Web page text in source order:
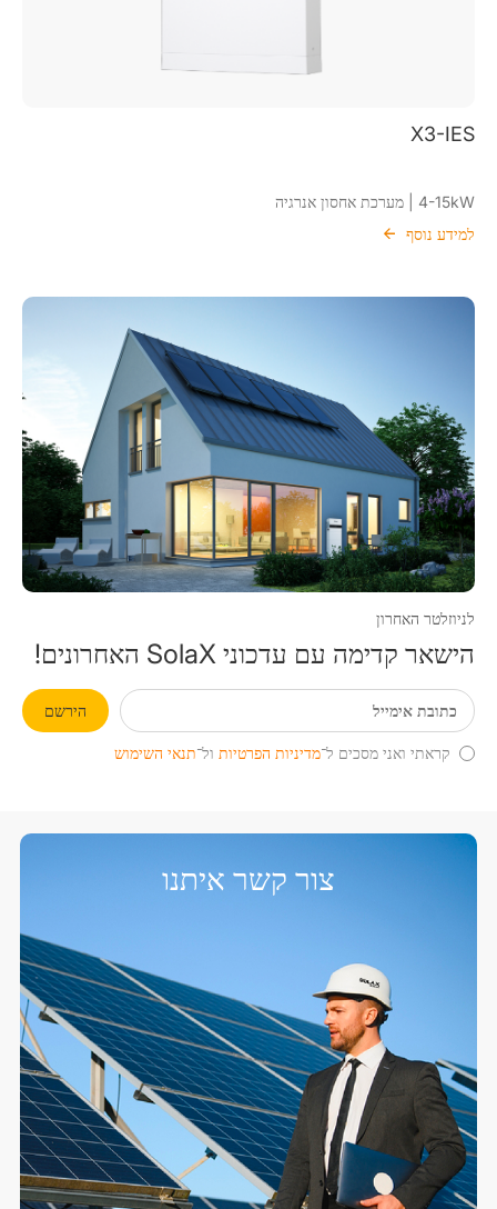
X3-IES
4-15kW | מערכת אחסון אנרגיה
למידע נוסף
לניוזלטר האחרון
הישאר קדימה עם עדכוני SolaX האחרונים!
הירשם
קראתי ואני מסכים ל־מדיניות הפרטיות ול־תנאי השימוש
צור קשר איתנו